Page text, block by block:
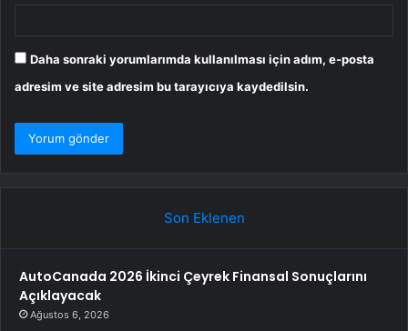
Daha sonraki yorumlarımda kullanılması için adım, e-posta
adresim ve site adresim bu tarayıcıya kaydedilsin.
Son Eklenen
AutoCanada 2026 İkinci Çeyrek Finansal Sonuçlarını
Açıklayacak
Ağustos 6, 2026